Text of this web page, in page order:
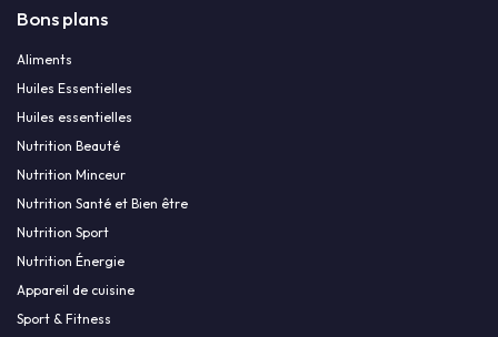
Bons plans
Aliments
Huiles Essentielles
Huiles essentielles
Nutrition Beauté
Nutrition Minceur
Nutrition Santé et Bien être
Nutrition Sport
Nutrition Énergie
Appareil de cuisine
Sport & Fitness